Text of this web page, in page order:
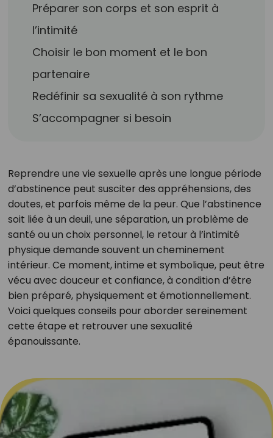
Préparer son corps et son esprit à
l’intimité
Choisir le bon moment et le bon
partenaire
Redéfinir sa sexualité à son rythme
S’accompagner si besoin
Reprendre une vie sexuelle après une longue période
d’abstinence peut susciter des appréhensions, des
doutes, et parfois même de la peur. Que l’abstinence
soit liée à un deuil, une séparation, un problème de
santé ou un choix personnel, le retour à l’intimité
physique demande souvent un cheminement
intérieur. Ce moment, intime et symbolique, peut être
vécu avec douceur et confiance, à condition d’être
bien préparé, physiquement et émotionnellement.
Voici quelques conseils pour aborder sereinement
cette étape et retrouver une sexualité
épanouissante.